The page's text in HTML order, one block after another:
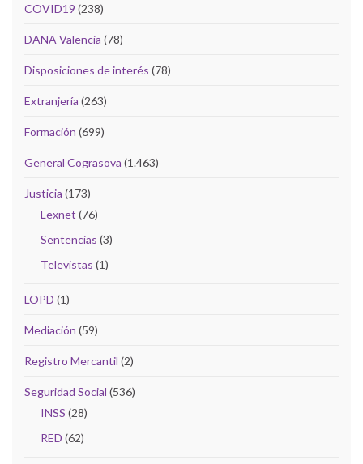
COVID19 (238)
DANA Valencia (78)
Disposiciones de interés (78)
Extranjería (263)
Formación (699)
General Cograsova (1.463)
Justicia (173)
Lexnet (76)
Sentencias (3)
Televistas (1)
LOPD (1)
Mediación (59)
Registro Mercantil (2)
Seguridad Social (536)
INSS (28)
RED (62)